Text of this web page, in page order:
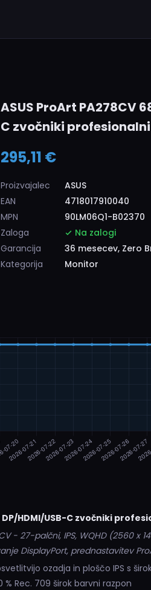
ASUS ProArt PA278CV
C zvočniki
295,11 €
Proizvajalec
ASUS
EAN
4718017910040
MPN
90LM06Q1-B02370
Zaloga
Na zalogi
Garancija
36 mesecev, Zero
Kategorija
Monitor
DP/HDMI/USB-C zvočniki
- 27-palčni, IPS, WQHD (2560 x
DisplayPort, prednastavitev
ozadja in ploščo IPS s
% Rec. 709 širok barvni razpon